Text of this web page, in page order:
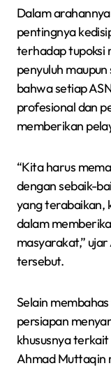
Dalam
pentingnya
terhadap tupoksi
penyuluh
bahwa setiap
profesional dan
memberikan
“Kita harus
dengan sebaik-
yang terabaikan,
dalam
masyarakat,”
tersebut.
Selain
persiapan
khususnya
Ahmad Muttaqin